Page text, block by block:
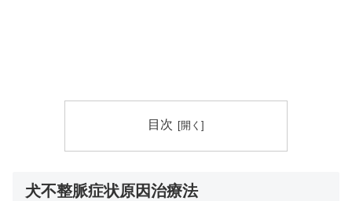
目次
犬不整脈症状原因治療法